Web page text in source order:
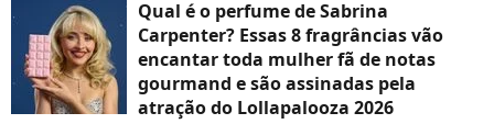
Qual é o perfume de Sabrina
Carpenter? Essas 8 fragrâncias vão
encantar toda mulher fã de notas
gourmand e são assinadas pela
atração do Lollapalooza 2026